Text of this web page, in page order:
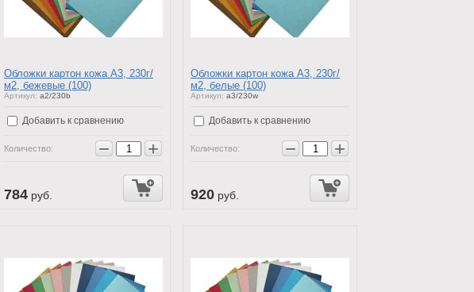
Обложки картон кожа А3, 230г/
м2, бежевые (100)
Артикул: a2/230b
Добавить к сравнению
Количество: − +
784 руб.
Обложки картон кожа А3, 230г/
м2, белые (100)
Артикул: a3/230w
Добавить к сравнению
Количество: − +
920 руб.